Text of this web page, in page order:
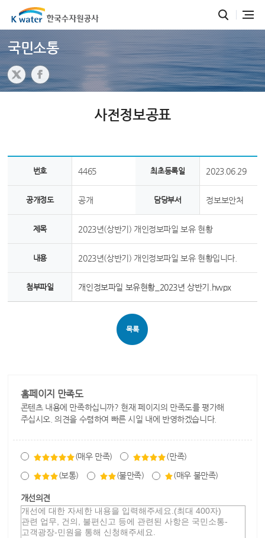
국민소통
사전정보공표
번호 4465 최초등록일 2023.06.29
공개정도 공개 담당부서 정보보안처
제목 2023년(상반기) 개인정보파일 보유 현황
내용 2023년(상반기) 개인정보파일 보유 현황입니다.
첨부파일 개인정보파일 보유현황_2023년 상반기.hwpx
목록
홈페이지 만족도
콘텐츠 내용에 만족하십니까? 현재 페이지의 만족도를 평가해
주십시오. 의견을 수렴하여 빠른 시일 내에 반영하겠습니다.
(매우 만족) (만족)
(보통) (불만족) (매우 불만족)
개선의견